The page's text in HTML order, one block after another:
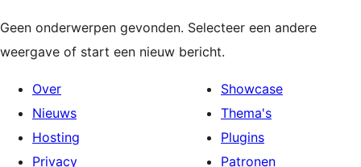
Geen onderwerpen gevonden. Selecteer een andere
weergave of start een nieuw bericht.
Over
Nieuws
Hosting
Privacy
Showcase
Thema's
Plugins
Patronen